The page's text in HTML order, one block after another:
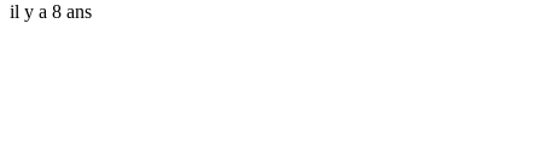
il y a 8 ans